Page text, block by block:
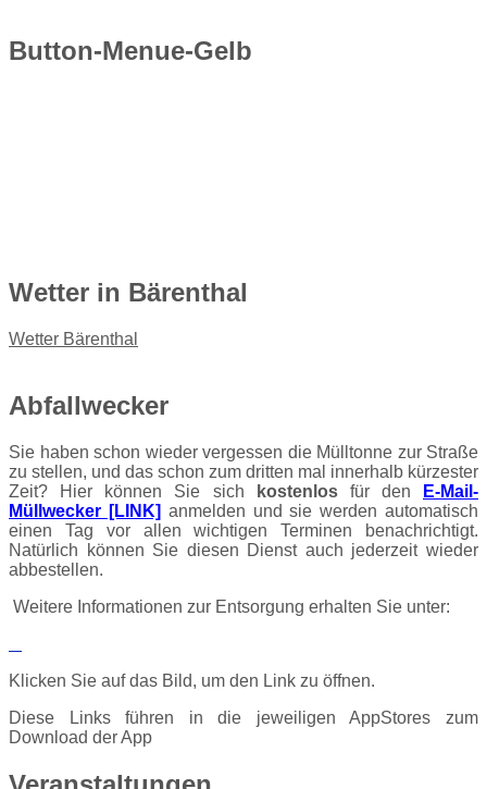
Button-Menue-Gelb
Wetter in Bärenthal
Wetter Bärenthal
Abfallwecker
Sie haben schon wieder vergessen die Mülltonne zur Straße
zu stellen, und das schon zum dritten mal innerhalb kürzester
Zeit? Hier können Sie sich
kostenlos für den
E-Mail-
Müllwecker [LINK] anmelden und sie werden automatisch
einen Tag vor allen wichtigen Terminen benachrichtigt.
Natürlich können Sie diesen Dienst auch jederzeit wieder
abbestellen.
Weitere Informationen zur Entsorgung erhalten Sie unter:
Klicken Sie auf das Bild, um den Link zu öffnen.
Diese Links führen in die jeweiligen AppStores zum
Download der App